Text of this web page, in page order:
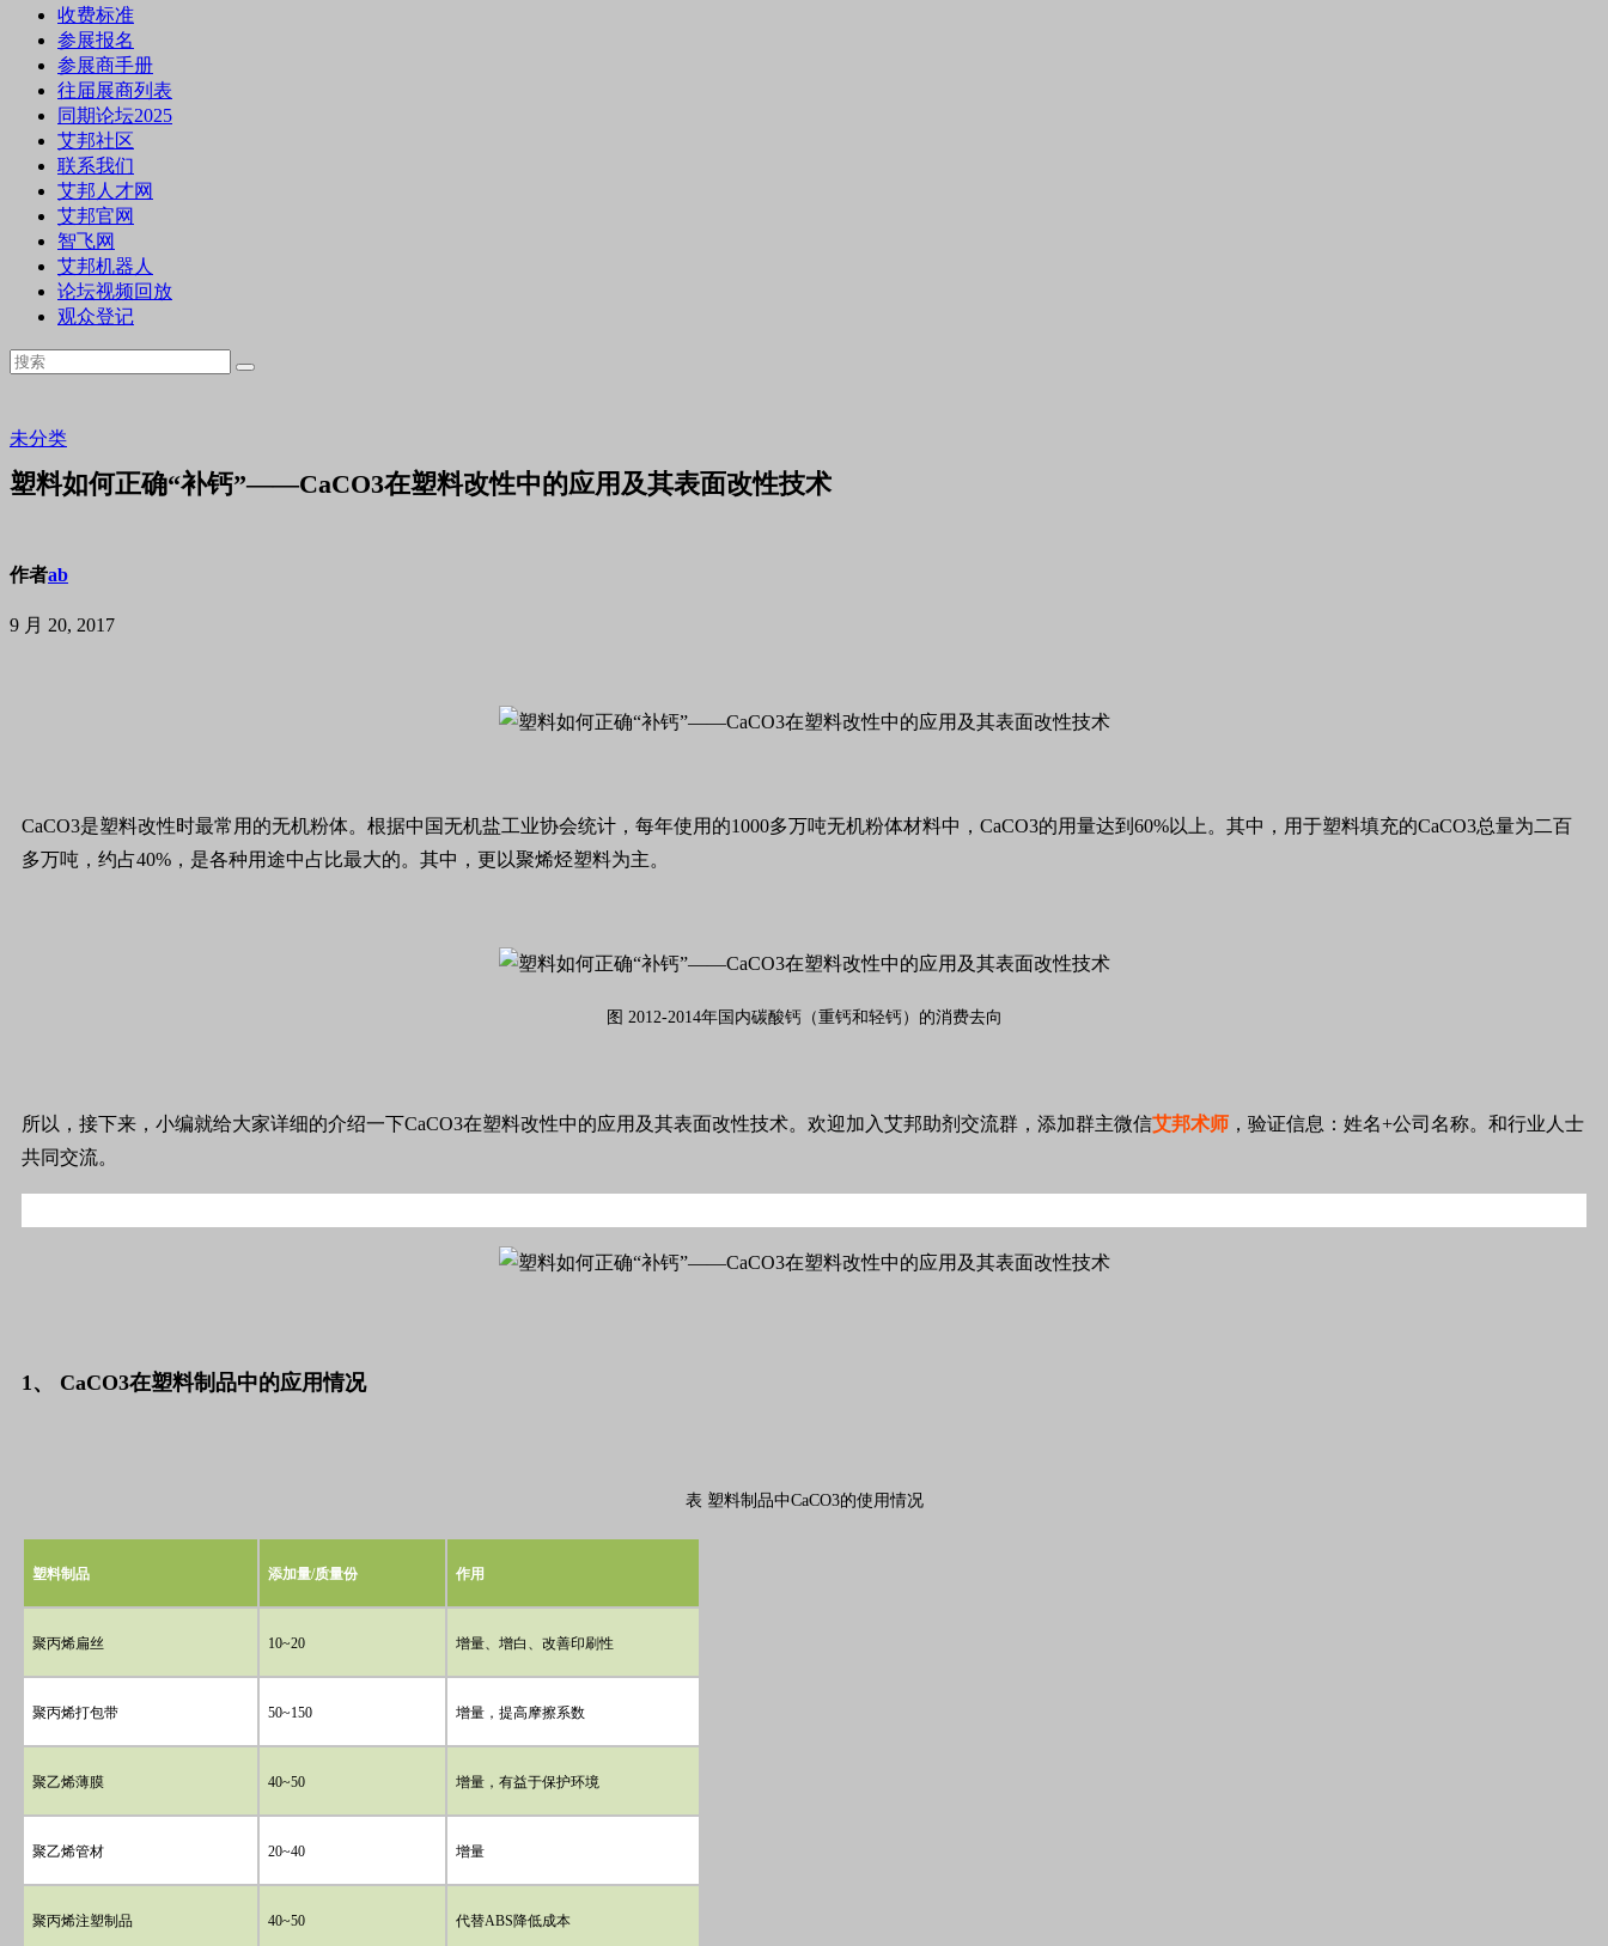
收费标准
参展报名
参展商手册
往届展商列表
同期论坛2025
艾邦社区
联系我们
艾邦人才网
艾邦官网
智飞网
艾邦机器人
论坛视频回放
观众登记
未分类
塑料如何正确“补钙”——CaCO3在塑料改性中的应用及其表面改性技术
作者ab
9 月 20, 2017
CaCO3是塑料改性时最常用的无机粉体。根据中国无机盐工业协会统计，每年使用的1000多万吨无机粉体材料中，CaCO3的用量达到60%以上。其中，用于塑料填充的CaCO3总量为二百
多万吨，约占40%，是各种用途中占比最大的。其中，更以聚烯烃塑料为主。
图 2012-2014年国内碳酸钙（重钙和轻钙）的消费去向
所以，接下来，小编就给大家详细的介绍一下CaCO3在塑料改性中的应用及其表面改性技术。欢迎加入艾邦助剂交流群，添加群主微信艾邦术师 ，验证信息：姓名+公司名称。和行业人士
共同交流。
1、 CaCO3在塑料制品中的应用情况
表 塑料制品中CaCO3的使用情况
塑料制品 添加量/质量份 作用
聚丙烯扁丝 10~20 增量、增白、改善印刷性
聚丙烯打包带 50~150 增量，提高摩擦系数
聚乙烯薄膜 40~50 增量，有益于保护环境
聚乙烯管材 20~40 增量
聚丙烯注塑制品 40~50 代替ABS降低成本